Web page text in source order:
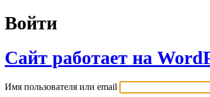
Войти
Сайт работает на
Имя пользователя или email